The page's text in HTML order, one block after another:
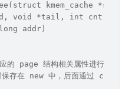
kmem_cache *s,
void *tail, int cnt,
addr)
page 结构相关属性进行修改
存在 new 中，后面通过 cas 替